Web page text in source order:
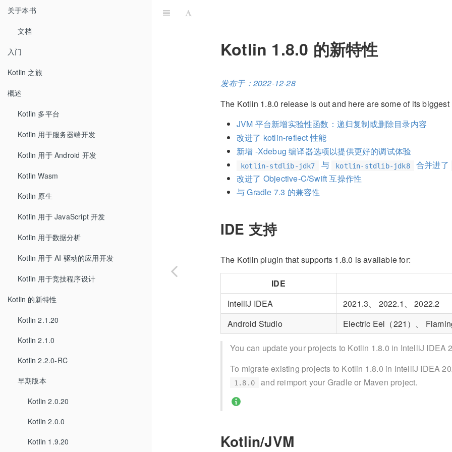
关于本书
文档
入门
Kotlin 之旅
概述
Kotlin 多平台
Kotlin 用于服务器端开发
Kotlin 用于 Android 开发
Kotlin Wasm
Kotlin 原生
Kotlin 用于 JavaScript 开发
Kotlin 用于数据分析
Kotlin 用于 AI 驱动的应用开发
Kotlin 用于竞技程序设计
Kotlin 的新特性
Kotlin 2.1.20
Kotlin 2.1.0
Kotlin 2.2.0-RC
早期版本
Kotlin 2.0.20
Kotlin 2.0.0
Kotlin 1.9.20
Kotlin 1.8.0 的新特性
发布于：2022-12-28
The Kotlin 1.8.0 release is out and here are some of its
JVM 平台新增实验性函数：递归复制或删除目录内容
改进了 kotlin-reflect 性能
新增 -Xdebug 编译器选项以提供更好的调试体验
kotlin-stdlib-jdk7 与 kotlin-stdlib-jdk8 合并进了
改进了 Objective-C/Swift 互操作性
与 Gradle 7.3 的兼容性
IDE 支持
The Kotlin plugin that supports 1.8.0 is available for:
IDE
IntelliJ IDEA
2021.3、 2022.1、 2022.2
Android Studio
Electric Eel（221）、
You can update your projects to Kotlin 1.8.0 in IntelliJ IDEA
To migrate existing projects to Kotlin 1.8.0 in IntelliJ IDEA
1.8.0 and reimport your Gradle or Maven project.
Kotlin/JVM